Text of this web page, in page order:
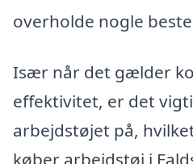
overholde nogle
Især når det gælder
effektivitet, er det
arbejdstøjet på,